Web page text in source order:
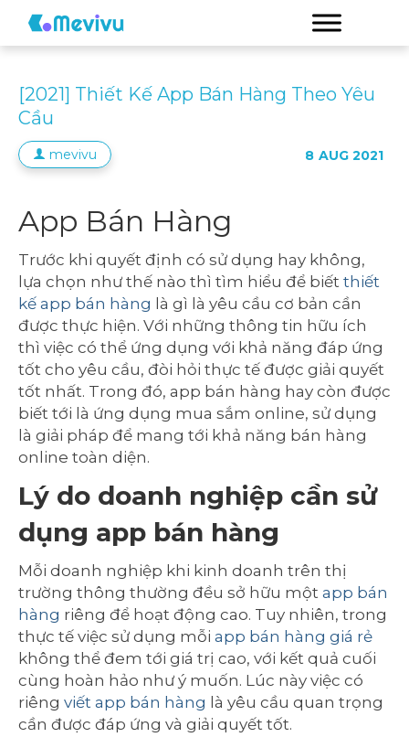
[2021] Thiết Kế App Bán Hàng Theo Yêu
Cầu
mevivu 8 AUG 2021
App Bán Hàng
Trước khi quyết định có sử dụng hay không,
lựa chọn như thế nào thì tìm hiểu để biết thiết
kế app bán hàng là gì là yêu cầu cơ bản cần
được thực hiện. Với những thông tin hữu ích
thì việc có thể ứng dụng với khả năng đáp ứng
tốt cho yêu cầu, đòi hỏi thực tế được giải quyết
tốt nhất. Trong đó, app bán hàng hay còn được
biết tới là ứng dụng mua sắm online, sử dụng
là giải pháp để mang tới khả năng bán hàng
online toàn diện.
Lý do doanh nghiệp cần sử
dụng app bán hàng
Mỗi doanh nghiệp khi kinh doanh trên thị
trường thông thường đều sở hữu một app bán
hàng riêng để hoạt động cao. Tuy nhiên, trong
thực tế việc sử dụng mỗi app bán hàng giá rẻ
không thể đem tới giá trị cao, với kết quả cuối
cùng hoàn hảo như ý muốn. Lúc này việc có
riêng viết app bán hàng là yêu cầu quan trọng
cần được đáp ứng và giải quyết tốt.